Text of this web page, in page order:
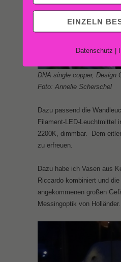
DNA single copper, Design
Foto: Annelie Scherschel
Dazu passend die
Filament-LED-Leuchtmittel
2200K, dimmbar. Dem
zu erfreuen.
Dazu habe ich Vasen aus
Riccardo kombiniert und die
angekommenen großen
Messingoptik von Holländer.
EINZELN
Datenschutz |